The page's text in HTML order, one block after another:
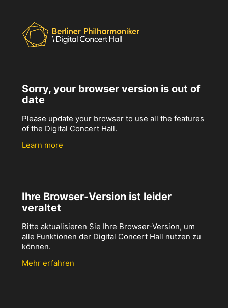
Sorry, your browser version is out of
date
Please update your browser to use all the features
of the Digital Concert Hall.
Learn more
Ihre Browser-Version ist leider
veraltet
Bitte aktualisieren Sie Ihre Browser-Version, um
alle Funktionen der Digital Concert Hall nutzen zu
können.
Mehr erfahren